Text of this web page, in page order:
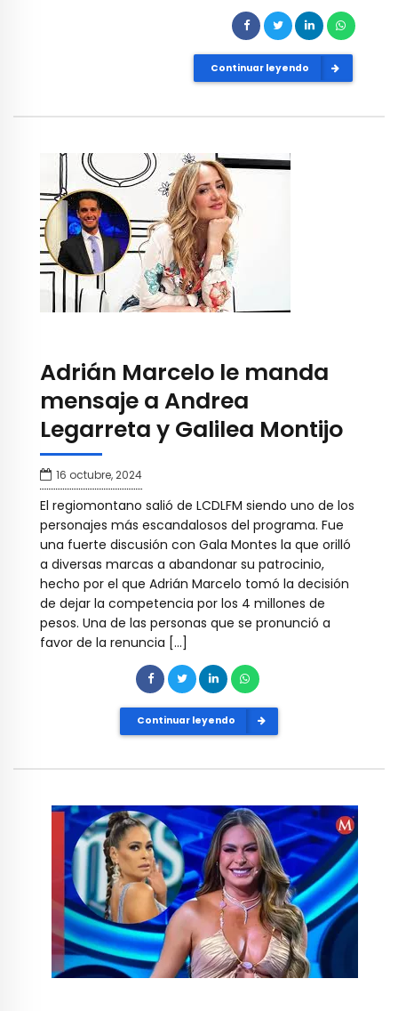
Continuar leyendo
Adrián Marcelo le manda
mensaje a Andrea
Legarreta y Galilea Montijo
16 octubre, 2024
El regiomontano salió de LCDLFM siendo uno de los
personajes más escandalosos del programa. Fue
una fuerte discusión con Gala Montes la que orilló
a diversas marcas a abandonar su patrocinio,
hecho por el que Adrián Marcelo tomó la decisión
de dejar la competencia por los 4 millones de
pesos. Una de las personas que se pronunció a
favor de la renuncia […]
Continuar leyendo